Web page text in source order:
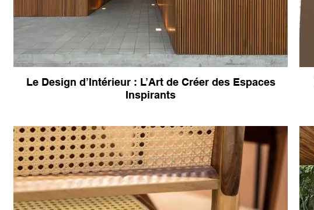
Le Design d’Intérieur : L’Art de Créer des Espaces
Inspirants